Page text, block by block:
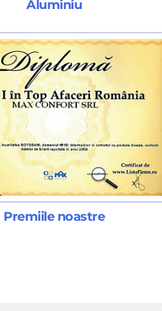
Aluminiu
Premiile noastre